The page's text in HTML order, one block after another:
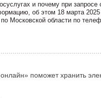
и почему при запросе
об этом 18 марта 2025
Московской области по
поможет хранить